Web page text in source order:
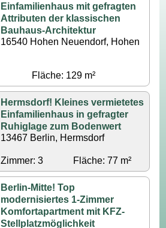
Einfamilienhaus mit gefragten
Attributen der klassischen
Bauhaus-Architektur
16540 Hohen Neuendorf, Hohen
Fläche: 129 m²
Hermsdorf! Kleines vermietetes
Einfamilienhaus in gefragter
Ruhiglage zum Bodenwert
13467 Berlin, Hermsdorf
Zimmer: 3 Fläche: 77 m²
Berlin-Mitte! Top
modernisiertes 1-Zimmer
Komfortapartment mit KFZ-
Stellplatzmöglichkeit